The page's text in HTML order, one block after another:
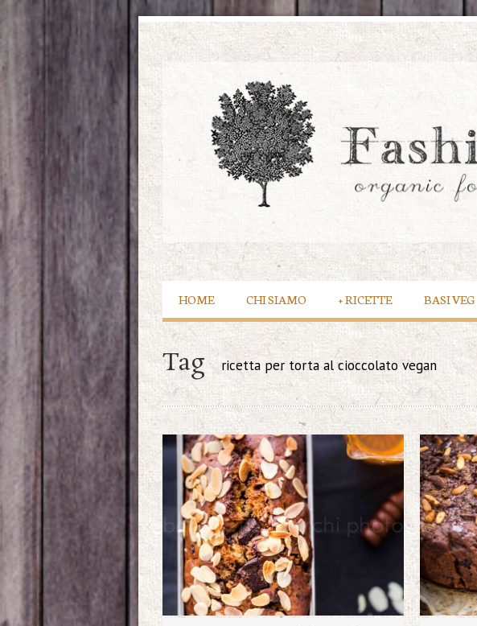
HOME CHI SIAMO RICETTE
+ BASI VEG
Tag ricetta per torta al cioccolato vegan